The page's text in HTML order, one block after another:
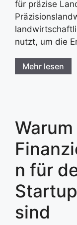
für präzise
nutzt, um die
Mehr lesen
n für
sind